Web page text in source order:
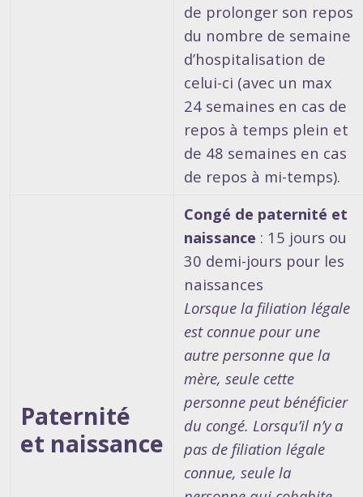
de prolonger son repos
du nombre de semaine
d’hospitalisation de
celui-ci (avec un max
24 semaines en cas de
repos à temps plein et
de 48 semaines en cas
de repos à mi-temps).
Paternité
et naissance
Congé de paternité et
naissance : 15 jours ou
30 demi-jours pour les
naissances
Lorsque la filiation légale
est connue pour une
autre personne que la
mère, seule cette
personne peut bénéficier
du congé. Lorsqu’il n’y a
pas de filiation légale
connue, seule la